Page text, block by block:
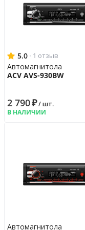
Гарантийная
Возврат
5.0 · 1 отзыв
Автомагнитола
ACV AVS-930BW
2 790₽/ шт.
В НАЛИЧИИ
Автомагнитола